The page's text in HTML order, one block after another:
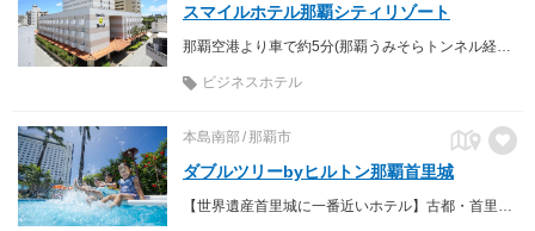
スマイルホテル那覇シティリゾート
那覇空港より車で約5分(那覇うみそらトンネル経由)、モノレ－ル『県庁前駅』より徒歩約10分とアクセス至便な好立地！
ビジネスホテル
本島南部 那覇市
ダブルツリーbyヒルトン那覇首里城